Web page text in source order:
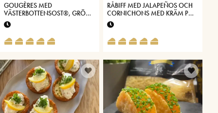
GOUGÈRES MED
VÄSTERBOTTENSOST®, GRÖN
CHILI OCH HONUNG
RÅBIFF MED JALAPEÑOS OCH
CORNICHONS MED KRÄM PÅ
VÄSTERBOTTENSOST®